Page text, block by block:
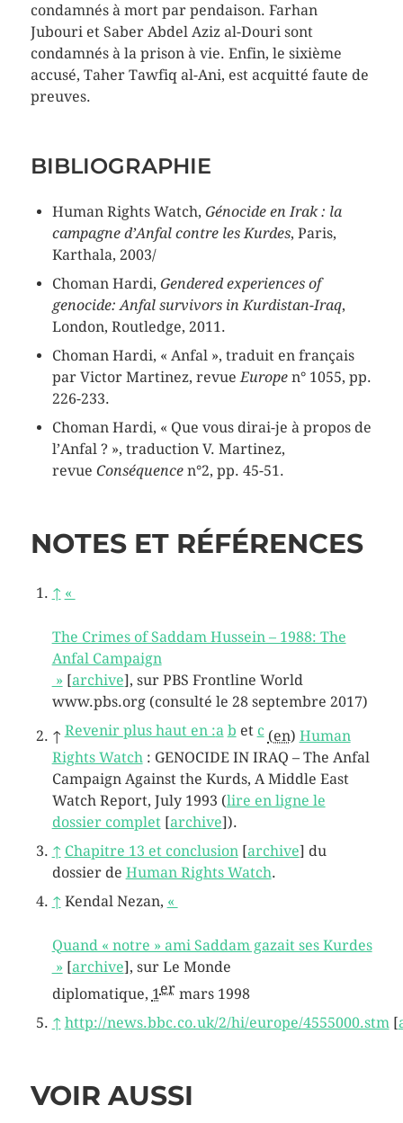
condamnés à mort par pendaison. Farhan
Jubouri et Saber Abdel Aziz al-Douri sont
condamnés à la prison à vie. Enfin, le sixième
accusé, Taher Tawfiq al-Ani, est acquitté faute de
preuves.
BIBLIOGRAPHIE
Human Rights Watch, Génocide en Irak : la
campagne d’Anfal contre les Kurdes, Paris,
Karthala, 2003/
Choman Hardi, Gendered experiences of
genocide: Anfal survivors in Kurdistan-Iraq,
London, Routledge, 2011.
Choman Hardi, « Anfal », traduit en français
par Victor Martinez, revue Europen° 1055, pp.
226-233.
Choman Hardi, « Que vous dirai-je à propos de
l’Anfal ? », traduction V. Martinez,
revue Conséquencen°2, pp. 45-51.
NOTES ET RÉFÉRENCES
↑ «
The Crimes of Saddam Hussein – 1988: The
Anfal Campaign
»[archive], sur PBS Frontline World
www.pbs.org (consulté le 28 septembre 2017)
↑Revenir plus haut en :a b et c (en) Human
Rights Watch: GENOCIDE IN IRAQ – The Anfal
Campaign Against the Kurds, A Middle East
Watch Report, July 1993 (lire en ligne le
dossier complet[archive]).
↑ Chapitre 13 et conclusion[archive] du
dossier de Human Rights Watch.
↑ Kendal Nezan, «
Quand « notre » ami Saddam gazait ses Kurdes
»[archive], sur Le Monde
diplomatique, 1er mars 1998
↑ http://news.bbc.co.uk/2/hi/europe/4555000.stm[
VOIR AUSSI